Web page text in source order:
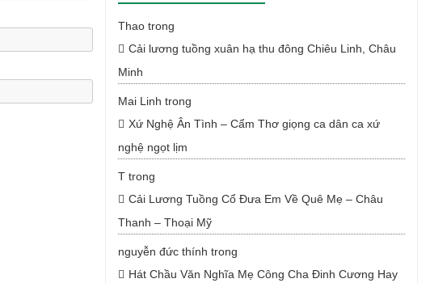
Thaotrong
Cải lương tuồng xuân hạ thu đông Chiêu Linh, Châu
Minh
Mai Linh trong
Xứ Nghệ Ân Tình – Cẩm Thơ giọng ca dân ca xứ
nghệ ngọt lịm
Ttrong
Cải Lương Tuồng Cổ Đưa Em Về Quê Mẹ – Châu
Thanh – Thoại Mỹ
nguyễn đức thính trong
Hát Chầu Văn Nghĩa Mẹ Công Cha Đinh Cương Hay